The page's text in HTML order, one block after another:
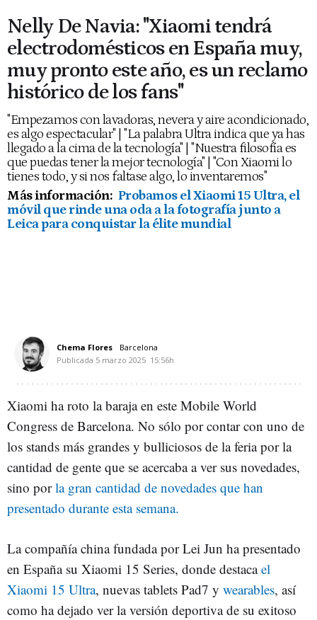
Nelly De Navia: "Xiaomi tendrá
electrodomésticos en España muy,
muy pronto este año, es un reclamo
histórico de los fans"
"Empezamos con lavadoras, nevera y aire acondicionado,
es algo espectacular" | "La palabra Ultra indica que ya has
llegado a la cima de la tecnología" | "Nuestra filosofía es
que puedas tener la mejor tecnología" | "Con Xiaomi lo
tienes todo, y si nos faltase algo, lo inventaremos"
Más información: Probamos el Xiaomi 15 Ultra, el
móvil que rinde una oda a la fotografía junto a
Leica para conquistar la élite mundial
Chema Flores
Barcelona
Publicada 5 marzo 2025 15:56h
Xiaomi ha roto la baraja en este Mobile World
Congress de Barcelona. No sólo por contar con uno de
los stands más grandes y bulliciosos de la feria por la
cantidad de gente que se acercaba a ver sus novedades,
sino porla gran cantidad de novedades que han
presentado durante esta semana.
La compañía china fundada por Lei Jun ha presentado
en España su Xiaomi 15 Series, donde destacael
Xiaomi 15 Ultra, nuevas tablets Pad7 y wearables, así
como ha dejado ver la versión deportiva de su exitoso